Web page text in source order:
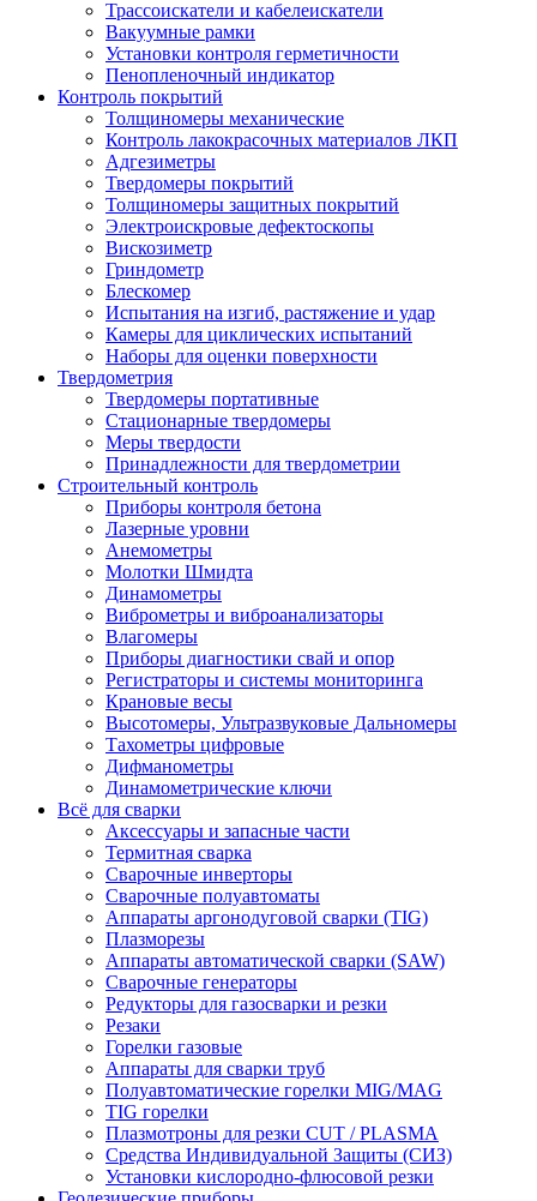
Трассоискатели и кабелеискатели
Вакуумные рамки
Установки контроля герметичности
Пенопленочный индикатор
Контроль покрытий
Толщиномеры механические
Контроль лакокрасочных материалов ЛКП
Адгезиметры
Твердомеры покрытий
Толщиномеры защитных покрытий
Электроискровые дефектоскопы
Вискозиметр
Гриндометр
Блескомер
Испытания на изгиб, растяжение и удар
Камеры для циклических испытаний
Наборы для оценки поверхности
Твердометрия
Твердомеры портативные
Стационарные твердомеры
Меры твердости
Принадлежности для твердометрии
Строительный контроль
Приборы контроля бетона
Лазерные уровни
Анемометры
Молотки Шмидта
Динамометры
Виброметры и виброанализаторы
Влагомеры
Приборы диагностики свай и опор
Регистраторы и системы мониторинга
Крановые весы
Высотомеры, Ультразвуковые Дальномеры
Тахометры цифровые
Дифманометры
Динамометрические ключи
Всё для сварки
Аксессуары и запасные части
Термитная сварка
Сварочные инверторы
Сварочные полуавтоматы
Аппараты аргонодуговой сварки (TIG)
Плазморезы
Аппараты автоматической сварки (SAW)
Сварочные генераторы
Редукторы для газосварки и резки
Резаки
Горелки газовые
Аппараты для сварки труб
Полуавтоматические горелки MIG/MAG
TIG горелки
Плазмотроны для резки CUT / PLASMA
Средства Индивидуальной Защиты (СИЗ)
Установки кислородно-флюсовой резки